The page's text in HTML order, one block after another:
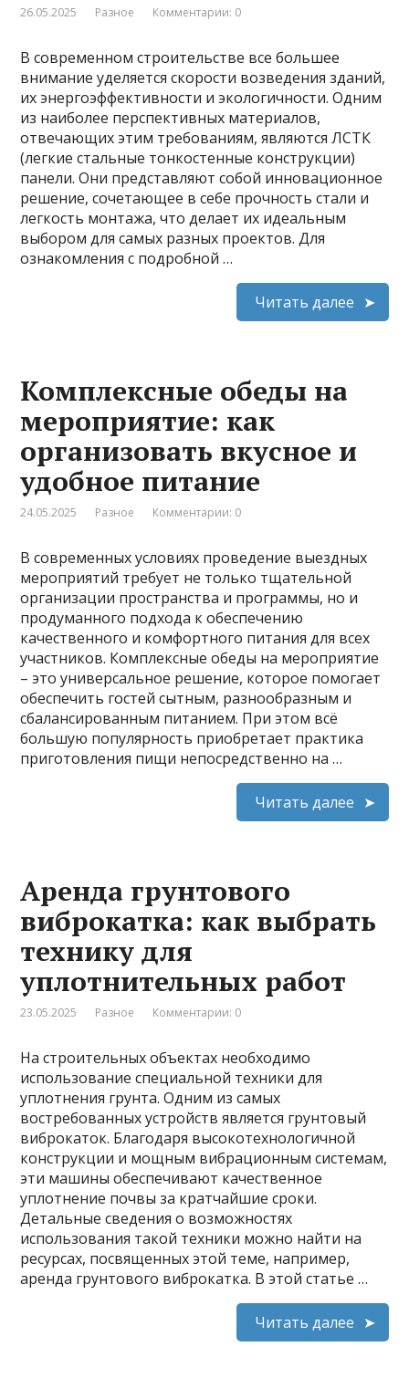
26.05.2025 Разное Комментарии: 0
В современном строительстве все большее
внимание уделяется скорости возведения зданий,
их энергоэффективности и экологичности. Одним
из наиболее перспективных материалов,
отвечающих этим требованиям, являются ЛСТК
(легкие стальные тонкостенные конструкции)
панели. Они представляют собой инновационное
решение, сочетающее в себе прочность стали и
легкость монтажа, что делает их идеальным
выбором для самых разных проектов. Для
ознакомления с подробной …
Читать далее
Комплексные обеды на
мероприятие: как
организовать вкусное и
удобное питание
24.05.2025 Разное Комментарии: 0
В современных условиях проведение выездных
мероприятий требует не только тщательной
организации пространства и программы, но и
продуманного подхода к обеспечению
качественного и комфортного питания для всех
участников. Комплексные обеды на мероприятие
– это универсальное решение, которое помогает
обеспечить гостей сытным, разнообразным и
сбалансированным питанием. При этом всё
большую популярность приобретает практика
приготовления пищи непосредственно на …
Читать далее
Аренда грунтового
виброкатка: как выбрать
технику для
уплотнительных работ
23.05.2025 Разное Комментарии: 0
На строительных объектах необходимо
использование специальной техники для
уплотнения грунта. Одним из самых
востребованных устройств является грунтовый
виброкаток. Благодаря высокотехнологичной
конструкции и мощным вибрационным системам,
эти машины обеспечивают качественное
уплотнение почвы за кратчайшие сроки.
Детальные сведения о возможностях
использования такой техники можно найти на
ресурсах, посвященных этой теме, например,
аренда грунтового виброкатка. В этой статье …
Читать далее